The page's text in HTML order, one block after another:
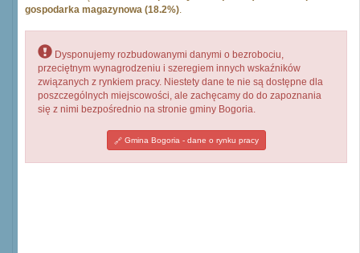
gospodarka magazynowa (18.2%).
Dysponujemy rozbudowanymi danymi o bezrobociu,
przeciętnym wynagrodzeniu i szeregiem innych wskaźników
związanych z rynkiem pracy. Niestety dane te nie są dostępne dla
poszczególnych miejscowości, ale zachęcamy do do zapoznania
się z nimi bezpośrednio na stronie gminy Bogoria.
Gmina Bogoria - dane o rynku pracy